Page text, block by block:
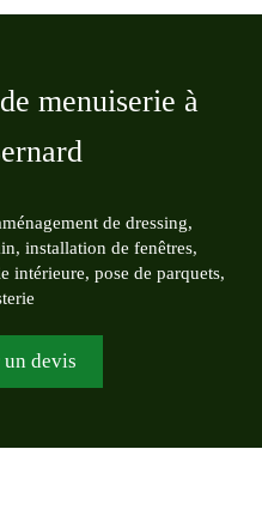
menuiserie à
de dressing,
installation de fenêtres,
intérieure, pose de parquets,
un devis